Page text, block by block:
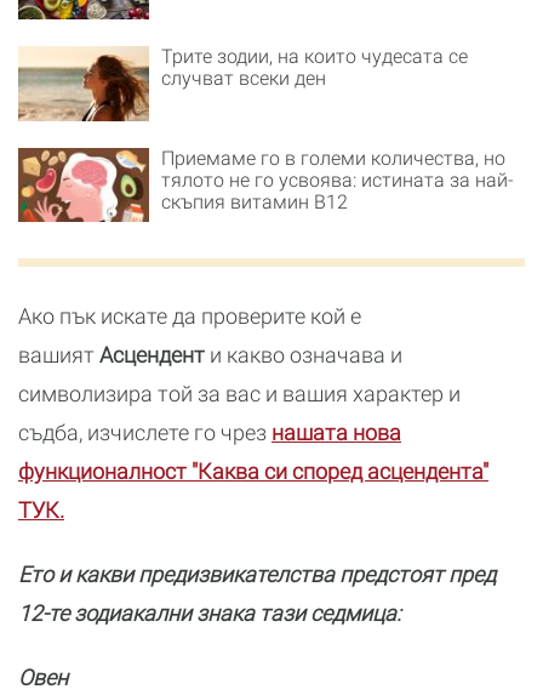
Трите зодии, на които чудесата се
случват всеки ден
Приемаме го в големи количества, но
тялото не го усвоява: истината за най-
скъпия витамин B12
Ако пък искате да проверите кой е
вашият Асцендент и какво означава и
символизира той за вас и вашия характер и
съдба, изчислете го чрез нашата нова
функционалност "Каква си според асцендента"
ТУК.
Ето и какви предизвикателства предстоят пред
12-те зодиакални знака тази седмица:
Овен